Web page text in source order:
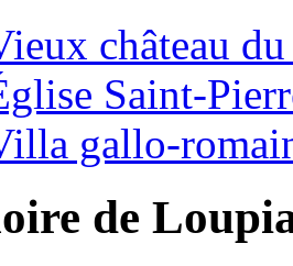
château
Saint-
gallo-
de